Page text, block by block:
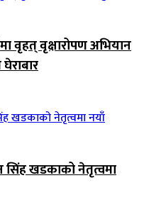
वृहत् वृक्षारोपण अभियान
सिंह खडकाको नेतृत्वमा